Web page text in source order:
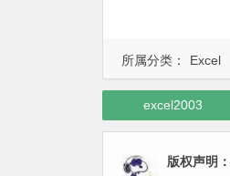
所属分类： Excel
excel2003
版权声明：